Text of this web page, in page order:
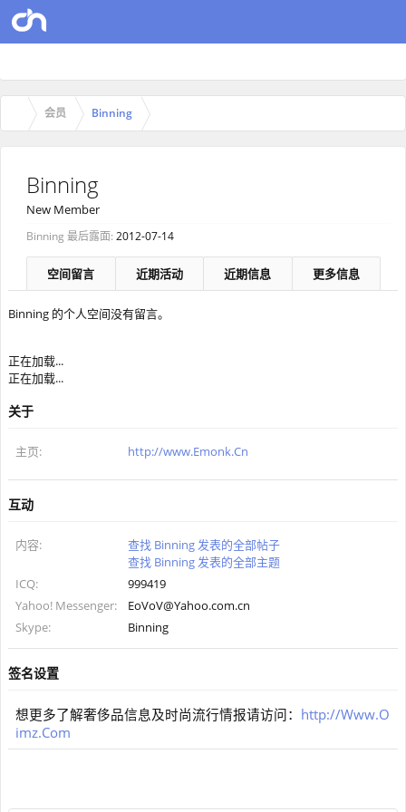
会员 Binning
Binning
New Member
Binning 最后露面: 2012-07-14
空间留言 近期活动 近期信息 更多信息
Binning 的个人空间没有留言。
正在加载...
正在加载...
关于
主页: http://www.Emonk.Cn
互动
内容:
查找 Binning 发表的全部帖子
查找 Binning 发表的全部主题
ICQ:
999419
Yahoo! Messenger:
EoVoV@Yahoo.com.cn
Skype:
Binning
签名设置
想更多了解奢侈品信息及时尚流行情报请访问： http://Www.O
imz.Com